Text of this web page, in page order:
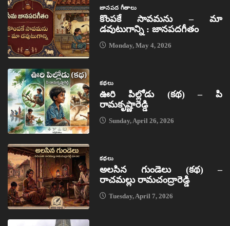
జానపద గీతాలు
కొంపకే సావమను – మా
డవుటుగాన్ని : జానపదగీతం
Monday, May 4, 2026
కథలు
ఊరి పిల్లోడు (కథ) – పి
రామకృష్ణారెడ్డి
Sunday, April 26, 2026
కథలు
అలసిన గుండెలు (కథ) –
రాచమల్లు రామచంద్రారెడ్డి
Tuesday, April 7, 2026